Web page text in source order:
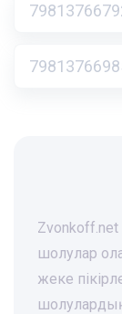
Zvonkoff.net
шолулар
жеке